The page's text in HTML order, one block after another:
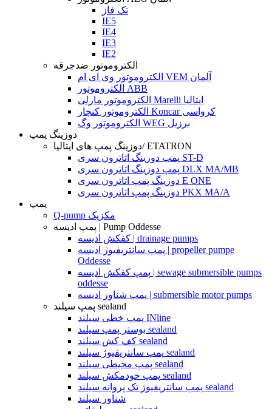
تک فاز
IE5
IE4
IE3
IE2
الکتروموتور ضدجرقه
الکتروموتور وی ای ام VEM آلمان
الکتروموتور ABB
الکتروموتور مارلی Marelli ایتالیا
الکتروموتور کنچار Koncar کرواسی
الکتروموتور وگ WEG برزیل
دوزینگ پمپ
دوزینگ پمپ های ایتالیا/ ETATRON
پمپ دوزینگ اتاترون سری ST-D
پمپ دوزینگ اتاترون سری DLX MA/MB
دوزینگ پمپ اتاترون سری E ONE
دوزینگ پمپ اتاترون سری PKX MA/A
پمپ
Q-pump مکزیک
پمپ ادیسه | Pump Oddesse
کفکش ادیسه | drainage pumps
پمپ سانتریفیوژ ادیسه | propeller pumpe
Oddesse
پمپ کفکش ادیسه | sewage submersible pumps
oddesse
پمپ شناور ادیسه | submersible motor pumps
پمپ سیلند sealand
پمپ خطی سیلند INline
بوستر پمپ سیلند sealand
کف کش سیلند sealand
پمپ سانتریفیوژ سیلند sealand
پمپ محیطی سیلند sealand
پمپ خودمکش سیلند sealand
پمپ سانتریفیوژ تک پروانه سیلند sealand
شناور سیلند